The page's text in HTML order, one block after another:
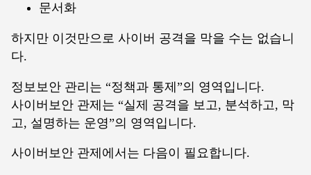
문서화
하지만 이것만으로 사이버 공격을 막을 수는 없습니
다.
정보보안 관리는 “정책과 통제”의 영역입니다.
사이버보안 관제는 “실제 공격을 보고, 분석하고, 막
고, 설명하는 운영”의 영역입니다.
사이버보안 관제에서는 다음이 필요합니다.